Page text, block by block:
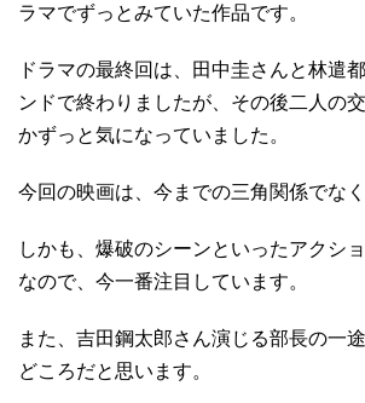
ラマでずっとみていた作品です。
ドラマの最終回は、田中圭さんと林遣
ンドで終わりましたが、その後二人の
かずっと気になっていました。
今回の映画は、今までの三角関係でなく
しかも、爆破のシーンといったアクシ
なので、今一番注目しています。
また、吉田鋼太郎さん演じる部長の一
どころだと思います。